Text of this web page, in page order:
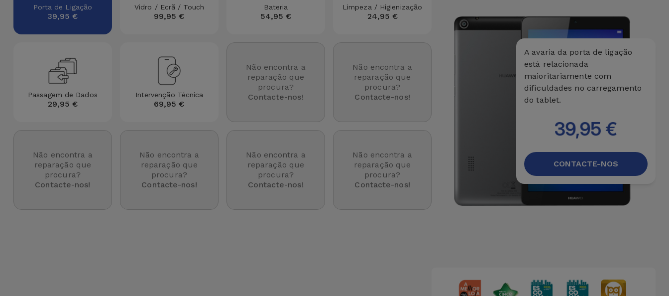
TCL
Outras
Marcas
tudo
iMac
Recondicionados
Recondicionadas
tudo
e Colunas
Smartwatches
e Braceletes
Telemóvel
Gadgets
Porta de Ligação
39,95 €
Vidro / Ecrã / Touch
99,95 €
Bateria
54,95 €
Limpeza / Higienização
24,95 €
Passagem de Dados
29,95 €
Intervenção Técnica
69,95 €
Não encontra a
reparação que
procura?
Contacte-nos!
Não encontra a
reparação que
procura?
Contacte-nos!
Não encontra a
reparação que
procura?
Contacte-nos!
Não encontra a
reparação que
procura?
Contacte-nos!
Não encontra a
reparação que
procura?
Contacte-nos!
Não encontra a
reparação que
procura?
Contacte-nos!
A avaria da porta de ligação
está relacionada
maioritariamente com
dificuldades no carregamento
do tablet.
39,95 €
CONTACTE-NOS